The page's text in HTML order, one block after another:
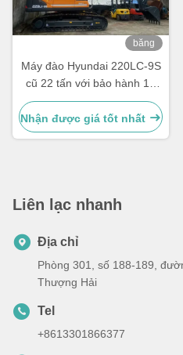
băng
Máy đào Hyundai 220LC-9S
cũ 22 tấn với bảo hành 12
tháng
Nhận được giá tốt nhất
Liên lạc nhanh
Địa chỉ
Phòng 301, số 188-189,
Thượng Hải
Tel
+8613301866377